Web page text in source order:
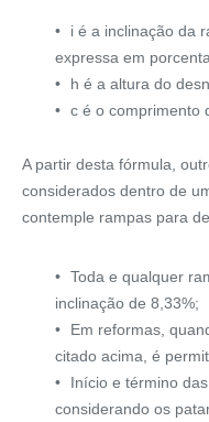
i é a inclinação da
expressa em
h é a altura do
c é o comprimento
A partir desta fórmula,
considerados dentro de
contemple rampas para
Toda e qualquer
inclinação de 8,33%;
Em reformas,
citado acima, é
Início e término
considerando os